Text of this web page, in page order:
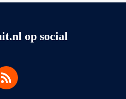
op social